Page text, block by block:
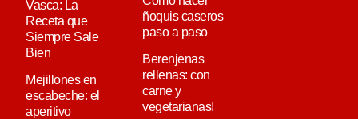
Vasca: La
Receta que
Siempre Sale
Bien
Mejillones en
escabeche: el
aperitivo
ñoquis caseros
paso a paso
Berenjenas
rellenas: con
carne y
vegetarianas!